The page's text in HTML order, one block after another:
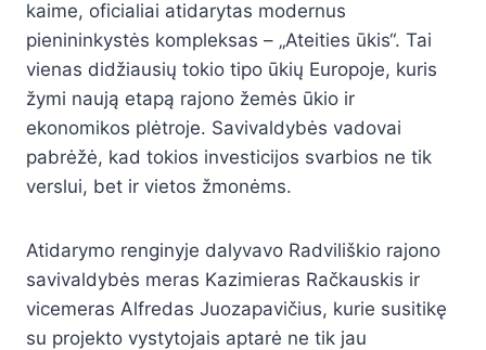
e
b
o
o
k
s
A
p
p
gr
a
m
s
e
n
g
er
e
kaime, oficialiai atidarytas modernus
pienininkystės kompleksas – „Ateities ūkis“. Tai
vienas didžiausių tokio tipo ūkių Europoje, kuris
žymi naują etapą rajono žemės ūkio ir
ekonomikos plėtroje. Savivaldybės vadovai
pabrėžė, kad tokios investicijos svarbios ne tik
verslui, bet ir vietos žmonėms.
Atidarymo renginyje dalyvavo Radviliškio rajono
savivaldybės meras Kazimieras Račkauskis ir
vicemeras Alfredas Juozapavičius, kurie susitikę
su projekto vystytojais aptarė ne tik jau